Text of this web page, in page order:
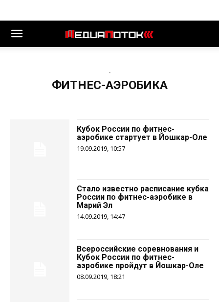
-
ФИТНЕС-АЭРОБИКА
Кубок России по фитнес-
аэробике стартует в Йошкар-Оле
19.09.2019, 10:57
Стало известно расписание кубка
России по фитнес-аэробике в
Марий Эл
14.09.2019, 14:47
Всероссийские соревнования и
Кубок России по фитнес-
аэробике пройдут в Йошкар-Оле
08.09.2019, 18:21